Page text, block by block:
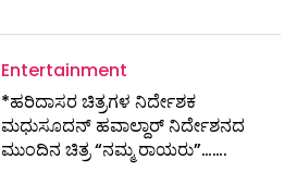
Entertainment
*ಹರಿದಾಸರ ಚಿತ್ರಗಳ ನಿರ್ದೇಶಕ
ಮಧುಸೂದನ್ ಹವಾಲ್ದಾರ್ ನಿರ್ದೇಶನದ
ಮುಂದಿನ ಚಿತ್ರ “ನಮ್ಮ ರಾಯರು”…….